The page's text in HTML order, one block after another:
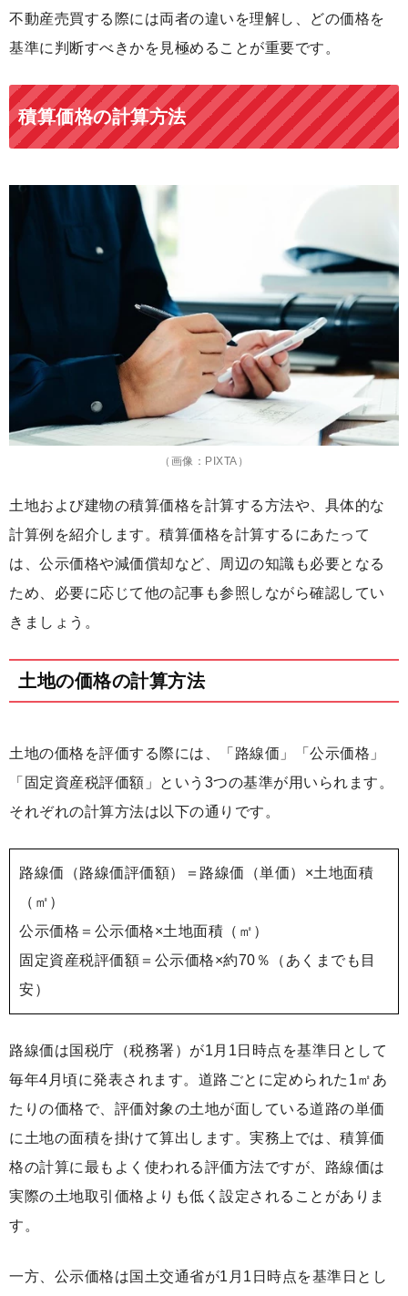
不動産売買する際には両者の違いを理解し、どの価格を
基準に判断すべきかを見極めることが重要です。
積算価格の計算方法
（画像：PIXTA）
土地および建物の積算価格を計算する方法や、具体的な
計算例を紹介します。積算価格を計算するにあたって
は、公示価格や減価償却など、周辺の知識も必要となる
ため、必要に応じて他の記事も参照しながら確認してい
きましょう。
土地の価格の計算方法
土地の価格を評価する際には、「路線価」「公示価格」
「固定資産税評価額」という3つの基準が用いられます。
それぞれの計算方法は以下の通りです。
路線価（路線価評価額）＝路線価（単価）×土地面積
（㎡）
公示価格＝公示価格×土地面積（㎡）
固定資産税評価額＝公示価格×約70％（あくまでも目
安）
路線価は国税庁（税務署）が1月1日時点を基準日として
毎年4月頃に発表されます。道路ごとに定められた1㎡あ
たりの価格で、評価対象の土地が面している道路の単価
に土地の面積を掛けて算出します。実務上では、積算価
格の計算に最もよく使われる評価方法ですが、路線価は
実際の土地取引価格よりも低く設定されることがありま
す。
一方、公示価格は国土交通省が1月1日時点を基準日とし